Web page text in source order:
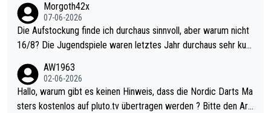
Morgoth42x
07-06-2026
Die Aufstockung finde ich durchaus sinnvoll, aber warum nicht
16/8? Die Jugendspiele waren letztes Jahr durchaus sehr kurz
Allerdings ist Mitchell Lawrie als Nummer 1 der Welt eh qualifi
ziert. Somit ändert die automatische Qualifikation des Weltmei
sters erstmal nichts. Ich denke sie wollen damit für nächstes J
AW1963
02-06-2026
Hallo, warum gibt es keinen Hinweis, dass die Nordic Darts Ma
sters kostenlos auf pluto.tv übertragen werden ? Bitte den Arti